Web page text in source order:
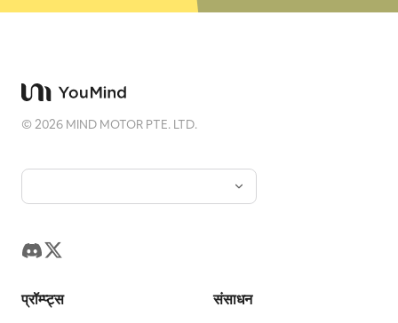
©2026 MIND MOTOR PTE. LTD.
प्रॉम्प्ट्स संसाधन